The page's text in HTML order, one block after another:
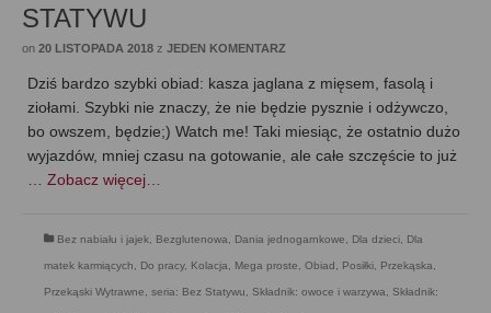
STATYWU
on 20 LISTOPADA 2018 z JEDEN KOMENTARZ
Dziś bardzo szybki obiad: kasza jaglana z mięsem, fasolą i
ziołami. Szybki nie znaczy, że nie będzie pysznie i odżywczo,
bo owszem, będzie;) Watch me! Taki miesiąc, że ostatnio dużo
wyjazdów, mniej czasu na gotowanie, ale całe szczęście to już
… Zobacz więcej…
Bez nabiału i jajek, Bezglutenowa, Dania jednogarnkowe, Dla dzieci, Dla
matek karmiących, Do pracy, Kolacja, Mega proste, Obiad , Posiłki, Przekąska,
Przekąski Wytrawne, seria: Bez Statywu, Składnik: owoce i warzywa, Składnik: